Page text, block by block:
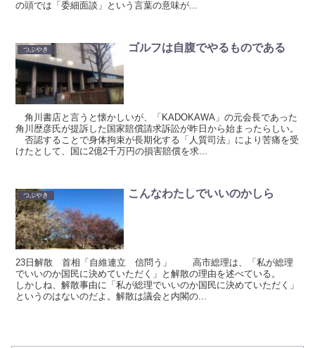
の頭では「委細面談」という言葉の意味が...
つぶやき ゴルフは自腹でやるものである
角川書店と言うと懐かしいが、「KADOKAWA」の元会長であった
角川歴彦氏が提訴した国家賠償請求訴訟が昨日から始まったらしい。
否認することで身体拘束が長期化する「人質司法」により苦痛を受
けたとして、国に2億2千万円の損害賠償を求...
つぶやき こんなわたしでいいのかしら
23日解散 首相「自維連立 信問う」 高市総理は、「私が総理
でいいのか国民に決めていただく」と解散の理由を述べている。
しかしね、解散事由に「私が総理でいいのか国民に決めていただく」
というのはないのだよ。解散は議会と内閣の...